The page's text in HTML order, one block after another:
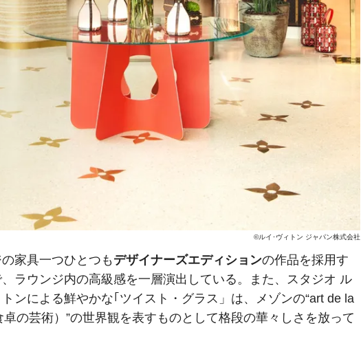
©ルイ･ヴィトン ジャパン株式会社
家具一つひとつも デザイナーズエディションの作品を採用す
ラウンジ内の高級感を一層演出している。また、スタジオ ル
ンによる鮮やかな｢ツイスト・グラス」は、メゾンの“art de la
卓の芸術）”の世界観を表すものとして格段の華々しさを放って